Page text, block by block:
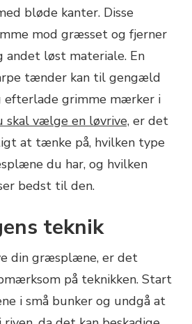
bløde kanter. Disse
mod græsset og fjerner
løst materiale. En
tænder kan til gengæld
efterlade grimme mærker i
skal vælge en løvrive, er det
at tænke på, hvilken type
du har, og hvilken
bedst til den.
teknik
din græsplæne, er det
på teknikken. Start
i små bunker og undgå at